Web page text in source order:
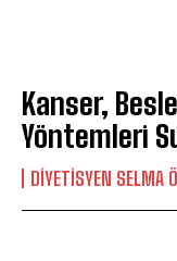
Kanser,
Yöntemleri
DIYETISYEN SELMA